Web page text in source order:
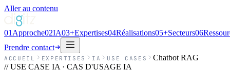
Aller au contenu
01 Approche02IA03+Expertises04Réalisations05+Secteurs06
Prendre contact
ACCUEIL EXPERTISES IA USE CASES
Chatbot RAG
// USE CASE IA · CAS D'USAGE IA